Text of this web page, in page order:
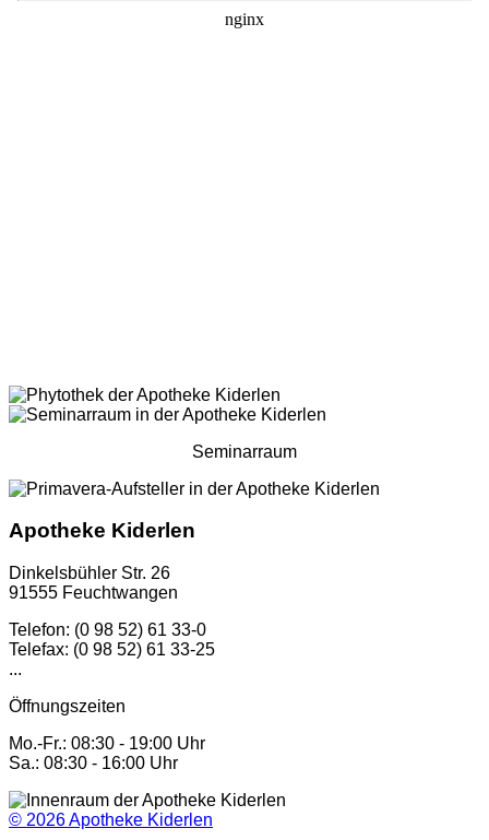
Seminarraum
Apotheke Kiderlen
Dinkelsbühler Str. 26
91555 Feuchtwangen
Telefon: (0 98 52) 61 33-0
Telefax: (0 98 52) 61 33-25
...
Öffnungszeiten
Mo.-Fr.: 08:30 - 19:00 Uhr
Sa.: 08:30 - 16:00 Uhr
© 2026Apotheke Kiderlen